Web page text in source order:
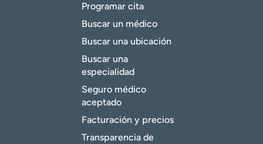
Programar cita
Buscar un médico
Buscar una ubicación
Buscar una
especialidad
Seguro médico
aceptado
Facturación y precios
Transparencia de